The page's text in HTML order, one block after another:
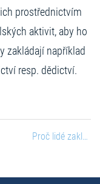
prostřednictvím
aktivit, aby ho
zakládají například
resp. dědictví.
Proč lidé zakládají svěřenské fondy? Nejčastější motivací jsou děti